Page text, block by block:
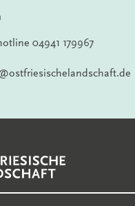
04941 179967